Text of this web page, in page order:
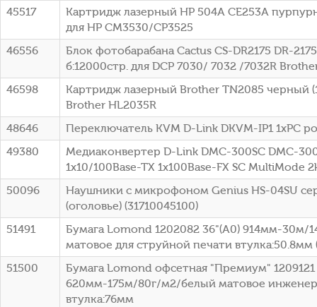
45517
Картридж лазерный HP 504A CE253A
для HP CM3530/CP3525
46556
Блок фотобарабана Cactus CS-DR2175 DR-
б:12000стр. для DCP 7030/ 7032 /7032R
46598
Картридж лазерный Brother TN2085 черный
Brother HL2035R
48646
Переключатель KVM D-Link DKVM-IP1 1xPC
49380
Медиаконвертер D-Link DMC-300SC DMC-
1x10/100Base-TX 1x100Base-FX SC MultiMode
50096
Наушники с микрофоном Genius HS-04SU
(оголовье) (31710045100)
51491
Бумага Lomond 1202082 36"(A0) 914мм-30м/
матовое для струйной печати втулка:50.8мм
51500
Бумага Lomond офсетная "Премиум" 1209121
620мм-175м/80г/м2/белый матовое
втулка:76мм